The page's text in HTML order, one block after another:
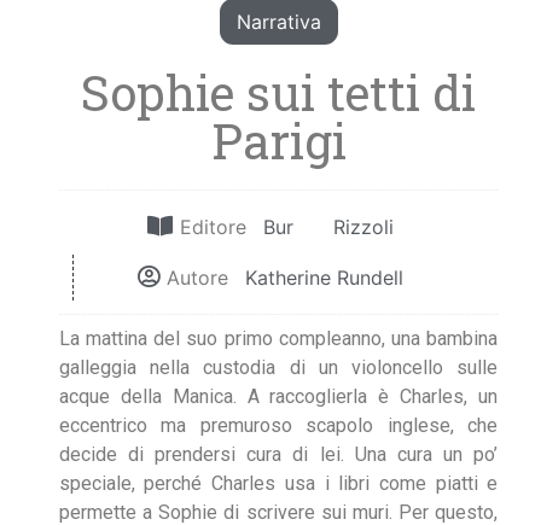
Narrativa
Sophie sui tetti di
Parigi
Editore Bur Rizzoli
Autore Katherine Rundell
La mattina del suo primo compleanno, una bambina
galleggia nella custodia di un violoncello sulle
acque della Manica. A raccoglierla è Charles, un
eccentrico ma premuroso scapolo inglese, che
decide di prendersi cura di lei. Una cura un po’
speciale, perché Charles usa i libri come piatti e
permette a Sophie di scrivere sui muri. Per questo,